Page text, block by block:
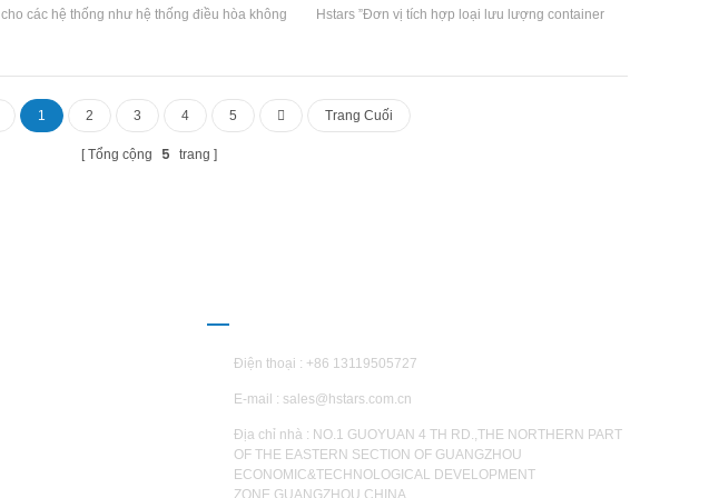
cho các hệ thống như hệ thống điều hòa không
được sử dụng rộng rãi trong các quá trình hóa
học, nhà máy điện, máy lạnh và các dịp khác.
Hstars ”Đơn vị tích hợp loại lưu lượng container
H'tars Nhóm có thể điều chỉnh giải pháp theo
nhu cầu của dự án cụ thể từ khách hàng.
Thương hiệu: Hstars Điện lạnh Phạm vi: tùy
1 2 3 4 5 Trang Cuối
Tổng cộng 5 trang
Điện thoại : +86 13119505727
E-mail : sales@hstars.com.cn
Địa chỉ nhà : NO.1 GUOYUAN 4 TH RD.,THE NORTHERN PART
OF THE EASTERN SECTION OF GUANGZHOU
ECONOMIC&TECHNOLOGICAL DEVELOPMENT
ZONE,GUANGZHOU,CHINA